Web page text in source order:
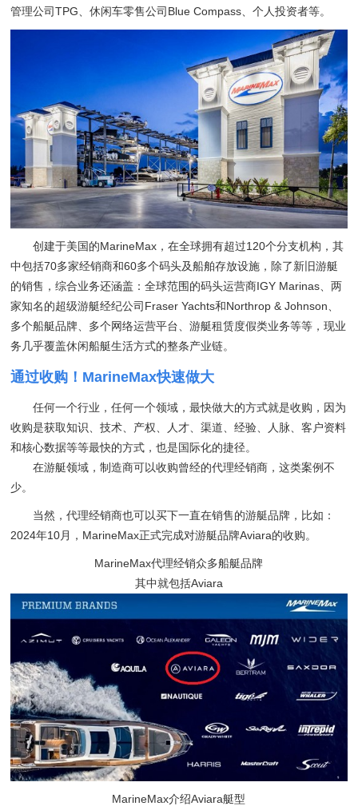
管理公司TPG、休闲车零售公司Blue Compass、个人投资者等。
创建于美国的MarineMax，在全球拥有超过120个分支机构，其
中包括70多家经销商和60多个码头及船舶存放设施，除了新旧游艇
的销售，综合业务还涵盖：全球范围的码头运营商IGY Marinas、两
家知名的超级游艇经纪公司Fraser Yachts和Northrop & Johnson、
多个船艇品牌、多个网络运营平台、游艇租赁度假类业务等等，现业
务几乎覆盖休闲船艇生活方式的整条产业链。
通过收购！MarineMax快速做大
任何一个行业，任何一个领域，最快做大的方式就是收购，因为
收购是获取知识、技术、产权、人才、渠道、经验、人脉、客户资料
和核心数据等等最快的方式，也是国际化的捷径。
在游艇领域，制造商可以收购曾经的代理经销商，这类案例不
少。
当然，代理经销商也可以买下一直在销售的游艇品牌，比如：
2024年10月，MarineMax正式完成对游艇品牌Aviara的收购。
MarineMax代理经销众多船艇品牌
其中就包括Aviara
MarineMax介绍Aviara艇型